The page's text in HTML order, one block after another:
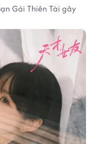
Gái Thiên Tài gây